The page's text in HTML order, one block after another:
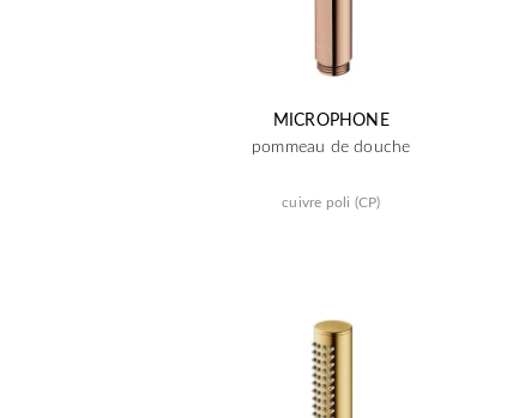
MICROPHONE
pommeau de douche
cuivre poli (CP)